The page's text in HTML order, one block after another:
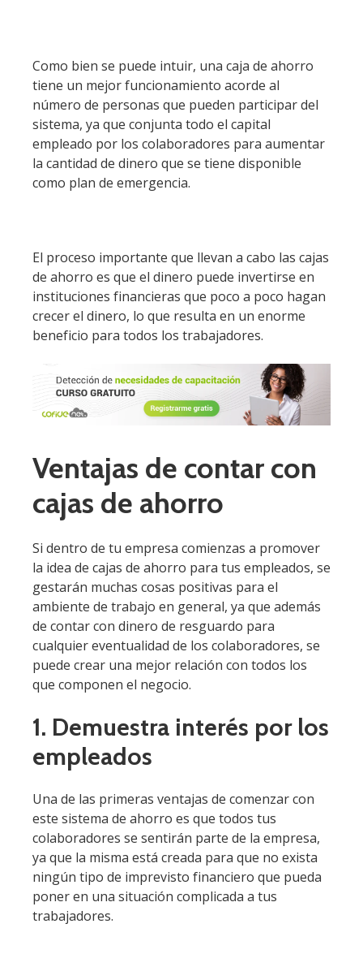
Como bien se puede intuir, una caja de ahorro
tiene un mejor funcionamiento acorde al
número de personas que pueden participar del
sistema, ya que conjunta todo el capital
empleado por los colaboradores para aumentar
la cantidad de dinero que se tiene disponible
como plan de emergencia.
El proceso importante que llevan a cabo las cajas
de ahorro es que el dinero puede invertirse en
instituciones financieras que poco a poco hagan
crecer el dinero, lo que resulta en un enorme
beneficio para todos los trabajadores.
Ventajas de contar con
cajas de ahorro
Si dentro de tu empresa comienzas a promover
la idea de cajas de ahorro para tus empleados, se
gestarán muchas cosas positivas para el
ambiente de trabajo en general, ya que además
de contar con dinero de resguardo para
cualquier eventualidad de los colaboradores, se
puede crear una mejor relación con todos los
que componen el negocio.
1. Demuestra interés por los
empleados
Una de las primeras ventajas de comenzar con
este sistema de ahorro es que todos tus
colaboradores se sentirán parte de la empresa,
ya que la misma está creada para que no exista
ningún tipo de imprevisto financiero que pueda
poner en una situación complicada a tus
trabajadores.